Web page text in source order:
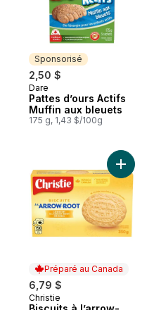
Sponsorisé
2,50 $
Sponsorisé
Dare
Pattes d’ours Actifs
Muffin aux bleuets
175 g, 1,43 $/100g
Préparé au Canada
6,79 $
Préparé au Canada
Christie